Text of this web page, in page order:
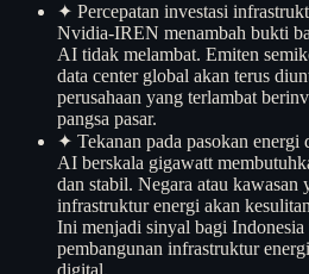
✦ Percepatan investasi
Nvidia-IREN menambah bukti
AI tidak melambat. Emiten
data center global akan terus
perusahaan yang terlambat
pangsa pasar.
✦ Tekanan pada pasokan
AI berskala gigawatt
dan stabil. Negara atau kawasan
infrastruktur energi akan
Ini menjadi sinyal bagi Indonesia
pembangunan infrastruktur